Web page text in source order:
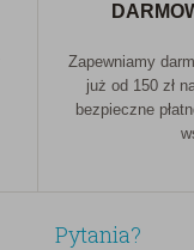
Zapewniamy
już od 150 zł
bezpieczne
Pytania?